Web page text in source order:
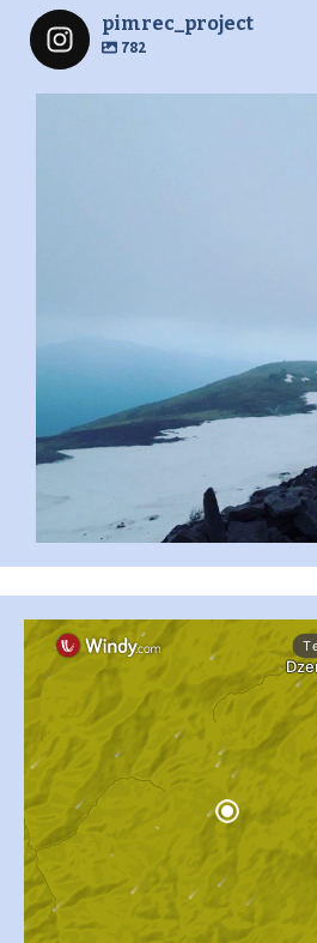
pimrec_project
782
...
pimrec_project